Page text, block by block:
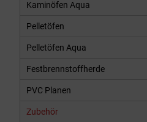
Kaminöfen Aqua
Pelletöfen
Pelletöfen Aqua
Festbrennstoffherde
PVC Planen
Zubehör